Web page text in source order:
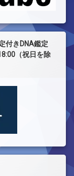
付きDNA鑑定
（祝日を除